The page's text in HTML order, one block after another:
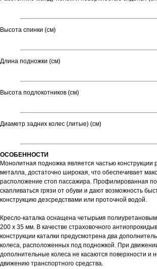
Высота спинки (см)
Длина подножки (см)
Высота подлокотников (см)
Диаметр задних колес (литые) (см)
ОСОБЕННОСТИ
Монолитная подножка является частью
металла, достаточно широкая, что обеспечивает
расположение стоп пассажира. Профилированная
скапливаться грязи от обуви и дают возможность
конструкцию дезсредствами или проточной водой.
Кресло-каталка оснащена четырьмя
200 х 35 мм. В качестве страховочного
конструкции каталки предусмотрена два
колеса, расположенных под подножкой. При
дополнительные колеса не касаются поверхности и
движению транспортного средства.